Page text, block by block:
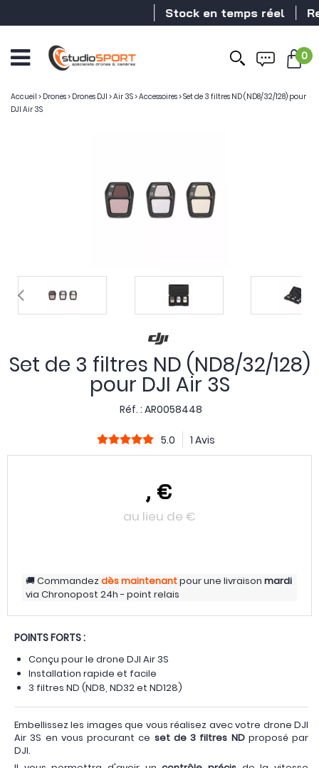
Stock en temps réel
0
Accueil > Drones> Drones DJI >Air 3S>Accessoires>Set de 3 filtres ND (ND8/32/128) pour
DJI Air 3S
Set de 3 filtres ND (ND8/32/128)
pour DJI Air 3S
Réf. : AR0058448
5.0 1 Avis
, €
au lieu de €
Commandezdès maintenantpour une livraison mardi
via Chronopost 24h - point relais
POINTS FORTS :
Conçu pour le drone DJI Air 3S
Installation rapide et facile
3 filtres ND (ND8, ND32 et ND128)
Embellissez les images que vous réalisez avec votre drone DJI
Air 3S en vous procurant ce set de 3 filtres NDproposé par
DJI.